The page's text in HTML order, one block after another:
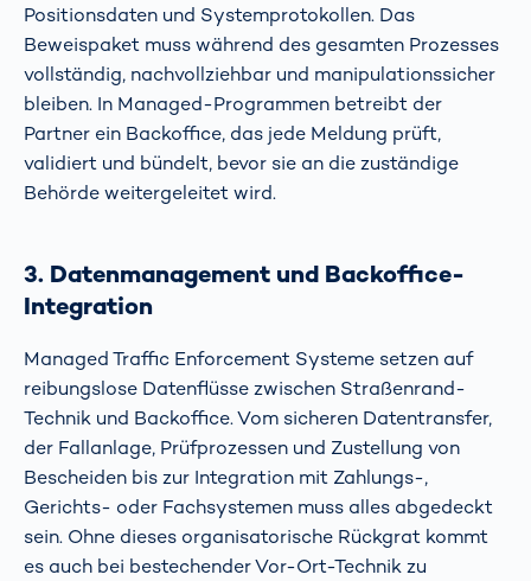
Positionsdaten und Systemprotokollen. Das
Beweispaket muss während des gesamten Prozesses
vollständig, nachvollziehbar und manipulationssicher
bleiben. In Managed-Programmen betreibt der
Partner ein Backoffice, das jede Meldung prüft,
validiert und bündelt, bevor sie an die zuständige
Behörde weitergeleitet wird.
3. Datenmanagement und Backoffice-
Integration
Managed Traffic Enforcement Systeme setzen auf
reibungslose Datenflüsse zwischen Straßenrand-
Technik und Backoffice. Vom sicheren Datentransfer,
der Fallanlage, Prüfprozessen und Zustellung von
Bescheiden bis zur Integration mit Zahlungs-,
Gerichts- oder Fachsystemen muss alles abgedeckt
sein. Ohne dieses organisatorische Rückgrat kommt
es auch bei bestechender Vor-Ort-Technik zu